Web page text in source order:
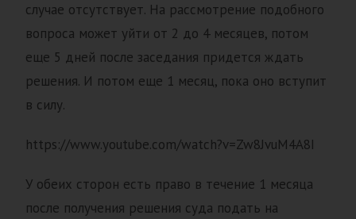
случае отсутствует. На рассмотрение подобного
вопроса может уйти от 2 до 4 месяцев, потом
еще 5 дней после заседания придется ждать
решения. И потом еще 1 месяц, пока оно вступит
в силу.
https://www.youtube.com/watch?v=Zw8JvuM4A8I
У обеих сторон есть право в течение 1 месяца
после получения решения суда подать на